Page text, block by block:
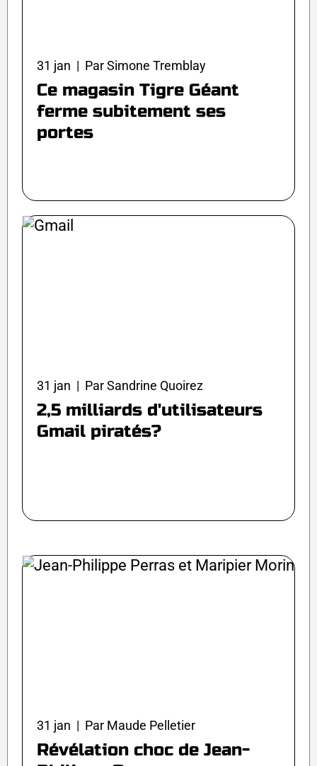
31 jan | Par Simone Tremblay
Ce magasin Tigre Géant
ferme subitement ses
portes
31 jan | Par Sandrine Quoirez
2,5 milliards d'utilisateurs
Gmail piratés?
31 jan | Par Maude Pelletier
Révélation choc de Jean-